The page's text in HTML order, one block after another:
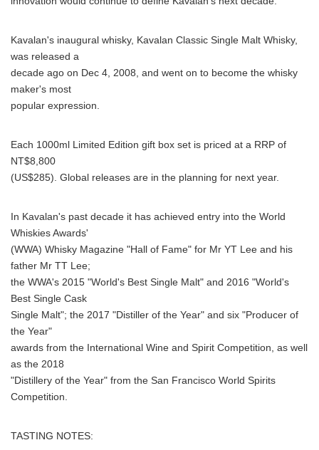
Kavalan's inaugural whisky, Kavalan Classic Single Malt Whisky,
was released a
decade ago on Dec 4, 2008, and went on to become the whisky
maker's most
popular expression.
Each 1000ml Limited Edition gift box set is priced at a RRP of
NT$8,800
(US$285). Global releases are in the planning for next year.
In Kavalan's past decade it has achieved entry into the World
Whiskies Awards'
(WWA) Whisky Magazine "Hall of Fame" for Mr YT Lee and his
father Mr TT Lee;
the WWA's 2015 "World's Best Single Malt" and 2016 "World's
Best Single Cask
Single Malt"; the 2017 "Distiller of the Year" and six "Producer of
the Year"
awards from the International Wine and Spirit Competition, as well
as the 2018
"Distillery of the Year" from the San Francisco World Spirits
Competition.
TASTING NOTES: